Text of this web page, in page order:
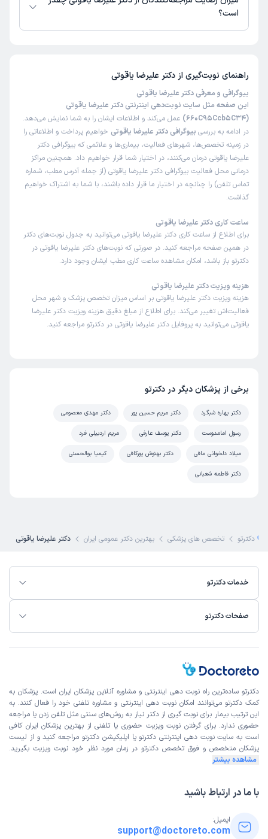
است؟
راهنمای نوبت‌گیری از دکتر علیرضا یاقوتی
بیوگرافی و معرفی دکتر علیرضا یاقوتی
این صفحه مثل سایت نوبت‌دهی اینترنتی دکتر علیرضا یاقوتی
(660C95Ccb5C34)
عمل می‌کند و اطلاعات ایشان را به شما نمایش می‌دهد.
در ادامه به بررسی بیوگرافی دکتر علیرضا یاقوتی خواهیم پرداخت و اطلاعاتی را
در زمینه تخصص‌ها، شهرهای فعالیت، بیماری‌ها و علائمی که بیوگرافی دکتر
علیرضا یاقوتی درمان می‌کنند، در اختیار شما قرار خواهیم داد. همچنین مراکز
درمانی محل فعالیت بیوگرافی دکتر علیرضا یاقوتی (از جمله آدرس مطب، شماره
تماس تلفن) را چنانچه در اختیار ما قرار داده باشند، با شما به اشتراک خواهیم
گذاشت.
ساعت کاری دکتر علیرضا یاقوتی
برای اطلاع از ساعت کاری دکتر علیرضا یاقوتی می‌توانید به جدول نوبت‌های دکتر
در همین صفحه مراجعه کنید. در صورتی که نوبت‌های دکتر علیرضا یاقوتی در
دکترتو باز باشد، امکان مشاهده ساعت کاری مطب ایشان وجود دارد.
هزینه ویزیت دکتر علیرضا یاقوتی
هزینه ویزیت دکتر علیرضا یاقوتی بر اساس میزان تخصص پزشک و شهر محل
فعالیت‌اش تغییر می‌کند. برای اطلاع از مبلغ دقیق هزینه ویزیت دکتر علیرضا
یاقوتی می‌توانید به پروفایل دکتر علیرضا یاقوتی در دکترتو مراجعه کنید.
برخی از پزشکان دیگر در دکترتو
دکتر بهاره شبگرد دکتر مریم حسین پور دکتر مهدی معصومی
رسول امامدوست دکتر یوسف عارفی مریم اردبیلی فرد
میلاد دلخوانی مافی دکتر بهنوش پورکافی کیمیا بوالحسنی
دکتر فاطمه شعبانی
دکترتو تخصص های پزشکی بهترین دکتر عمومی ایران دکتر علیرضا یاقوتی
خدمات دکترتو
صفحات دکترتو
دکترتو ساده‌ترین راه نوبت‌ دهی اینترنتی و مشاوره آنلاین پزشکان ایران است. پزشکان به
کمک دکترتو می‌توانند امکان نوبت دهی اینترنتی و مشاوره تلفنی خود را فعال کنند. به
این ترتیب بیمار برای نوبت گیری از دکتر نیاز به روش‌های سنتی مثل تلفن زدن یا مراجعه
حضوری ندارد. برای گرفتن نوبت ویزیت حضوری یا تلفنی از بهترین پزشکان ایران کافی
است به سایت نوبت دهی اینترنتی دکترتو یا اپلیکیشن دکترتو مراجعه کنید و از لیست
پزشکان متخصص و فوق تخصص دکترتو در زمان مورد نظر خود نوبت ویزیت بگیرید.
مشاهده بیشتر
با ما در ارتباط باشید
ایمیل:
support@doctoreto.com